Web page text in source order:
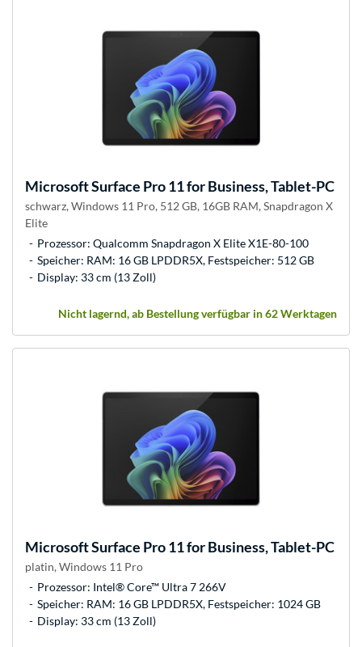
MicrosoftSurface Pro 11 for Business, Tablet-PC
schwarz, Windows 11 Pro, 512 GB, 16GB RAM, Snapdragon X
Elite
Prozessor: Qualcomm Snapdragon X Elite X1E-80-100
Speicher: RAM: 16 GB LPDDR5X, Festspeicher: 512 GB
Display: 33 cm (13 Zoll)
Nicht lagernd, ab Bestellung verfügbar in 62 Werktagen
MicrosoftSurface Pro 11 for Business, Tablet-PC
platin, Windows 11 Pro
Prozessor: Intel® Core™ Ultra 7 266V
Speicher: RAM: 16 GB LPDDR5X, Festspeicher: 1024 GB
Display: 33 cm (13 Zoll)